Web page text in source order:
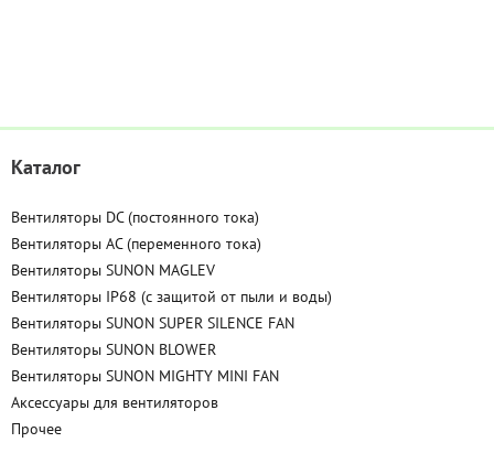
Каталог
Вентиляторы DC (постоянного тока)
Вентиляторы AC (переменного тока)
Вентиляторы SUNON MAGLEV
Вентиляторы IP68 (c защитой от пыли и воды)
Вентиляторы SUNON SUPER SILENCE FAN
Вентиляторы SUNON BLOWER
Вентиляторы SUNON MIGHTY MINI FAN
Аксессуары для вентиляторов
Прочее